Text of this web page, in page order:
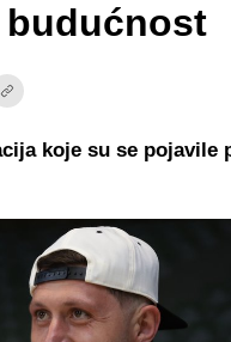
koje su se pojavile